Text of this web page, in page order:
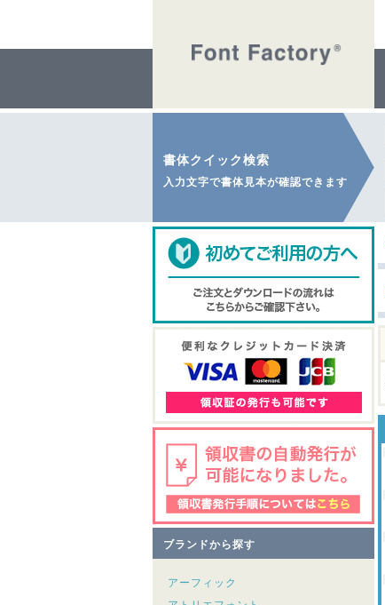
書体クイック検索
入力文字で書体見本が確認できます
ブランドから探す
アーフィック